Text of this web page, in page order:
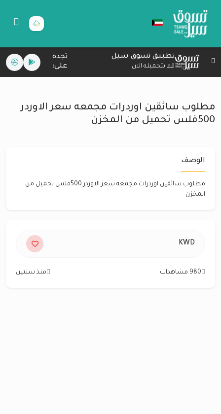
تطبيق تسوق سيل
قم بتحميله الان
تجده
على:
مطلوب سائقين اوردرات مجمعه سعر الاوردر
500فلس تحميل من المخزن
الوصف
مطلوب سائقين اوردرات مجمعه سعر الاوردر 500فلس تحميل من
المخزن
KWD
980 مشاهدات منذ سنتين